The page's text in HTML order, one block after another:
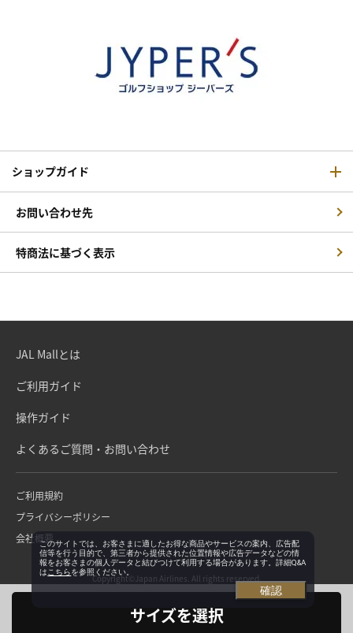
サイズを選択
ショップガイド
お問い合わせ先
特商法に基づく表示
JAL Mallとは
ご利用ガイド
操作ガイド
よくあるご質問・お問い合わせ
ご利用規約
プライバシーポリシー
会社概要
Copyright©Japan Airlines. All rights reserved.
このサイトでは、お客さまに適したお得な商品やサービスの案内、広告配
信等を行う目的で、第三者から提供された位置情報や広告データなどの情
報をお客さまの個人データと結びつけて利用する場合があります。詳細Q&A
は こちらを参照ください。
確認